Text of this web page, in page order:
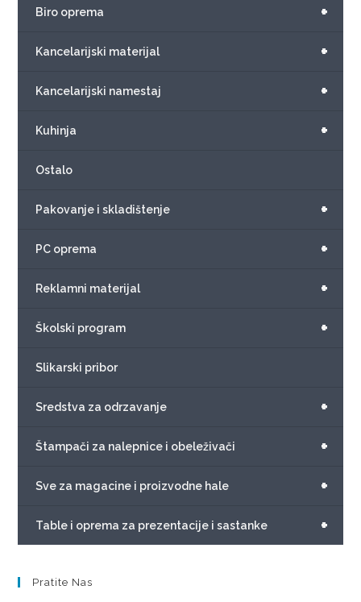
+
Biro oprema
+
Kancelarijski materijal
+
Kancelarijski namestaj
+
Kuhinja
Ostalo
+
Pakovanje i skladištenje
+
PC oprema
+
Reklamni materijal
+
Školski program
Slikarski pribor
+
Sredstva za odrzavanje
+
Štampači za nalepnice i obeleživači
+
Sve za magacine i proizvodne hale
+
Table i oprema za prezentacije i sastanke
Pratite Nas